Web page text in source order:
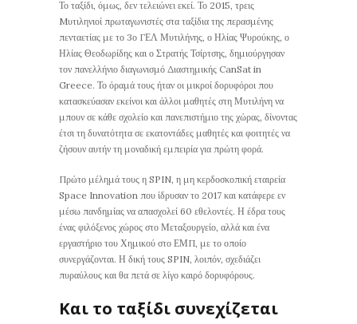
Το ταξίδι, όμως, δεν τελειώνει εκεί. Το 2015, τρεις
Mυτιληνιοί πρωταγωνιστές στα ταξίδια της περασμένης
πενταετίας με το 3ο ΓΕΛ Μυτιλήνης, ο Ηλίας Ψυρούκης, ο
Ηλίας Θεοδωρίδης και ο Στρατής Τσίρτσης, δημιούργησαν
τον πανελλήνιο διαγωνισμό Διαστημικής CanSat in
Greece. Το όραμά τους ήταν οι μικροί δορυφόροι που
κατασκεύασαν εκείνοι και άλλοι μαθητές στη Μυτιλήνη να
μπουν σε κάθε σχολείο και πανεπιστήμιο της χώρας, δίνοντας
έτσι τη δυνατότητα σε εκατοντάδες μαθητές και φοιτητές να
ζήσουν αυτήν τη μοναδική εμπειρία για πρώτη φορά.
Πρώτο μέλημά τους η SPIN, η μη κερδοσκοπική εταιρεία
Space Innovation που ίδρυσαν το 2017 και κατάφερε εν
μέσω πανδημίας να απασχολεί 60 εθελοντές. Η έδρα τους
ένας φιλόξενος χώρος στο Μεταξουργείο, αλλά και ένα
εργαστήριο του Χημικού στο ΕΜΠ, με το οποίο
συνεργάζονται. Η δική τους SPIN, λοιπόν, σχεδιάζει
πυραύλους και θα πετά σε λίγο καιρό δορυφόρους.
Και το ταξίδι συνεχίζεται